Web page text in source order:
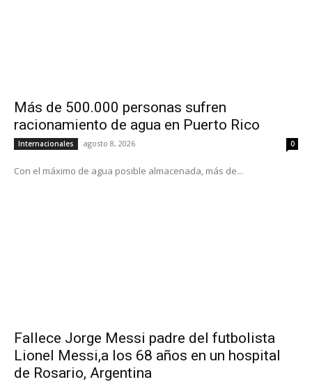
Más de 500.000 personas sufren
racionamiento de agua en Puerto Rico
Internacionales agosto 8, 2026 0
Con el máximo de agua posible almacenada, más de...
Fallece Jorge Messi padre del futbolista
Lionel Messi,a los 68 años en un hospital
de Rosario, Argentina